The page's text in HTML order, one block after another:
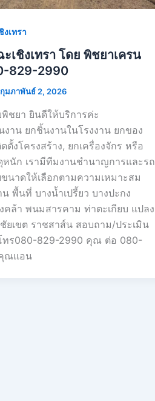
งเทรา
ะเชิงเทรา โดย พิชยาเครน
829-2990
กุมภาพันธ์ 2, 2026
พิชยา ยินดีให้บริการค่ะ
งาน ยกชิ้นงานในโรงงาน ยกของ
ตั้งโครงสร้าง, ยกเครื่องจักร หรือ
หนัก เรามีทีมงานชำนาญการและรถ
นาดให้เลือกตามความเหมาะสม
พื้นที่ บางน้ำเปรี้ยว บางปะกง
คล้า พนมสารคาม ท่าตะเกียบ แปลง
ยเขต ราชสาส์น สอบถาม/ประเมิน
ทร080-829-2990 คุณ ต่อ 080-
ณเเอน